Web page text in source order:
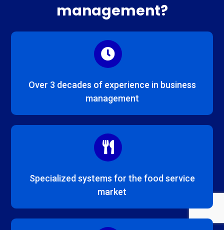
management?
Over 3 decades of experience in business
management
Specialized systems for the food service
market